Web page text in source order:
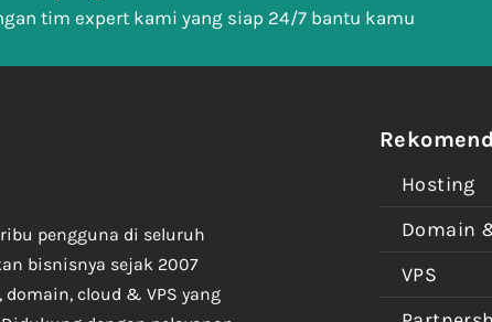
tim expert kami yang siap 24/7 bantu kamu
pengguna di seluruh
bisnisnya sejak 2007
cloud & VPS yang
Hosting
Domain
VPS